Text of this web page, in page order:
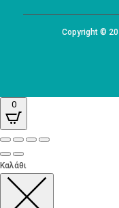
Copyright ©
0
Καλάθι